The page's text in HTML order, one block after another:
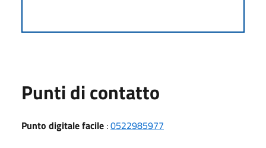
Punti di contatto
Punto digitale facile :0522985977